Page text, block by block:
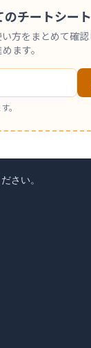
チートシート
方をまとめて確
ます。
。
さい。